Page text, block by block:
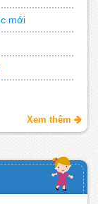
mới
Xem thêm